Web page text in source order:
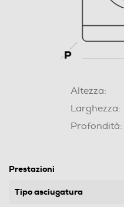
Altezza:
Larghezza:
Profondità:
Prestazioni
Tipo asciugatura